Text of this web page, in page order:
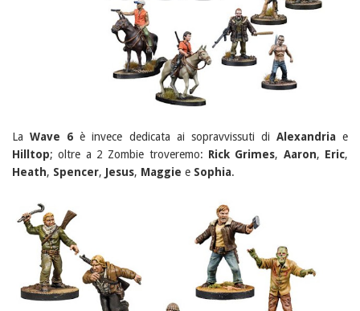
LaWave 6 è invece dedicata ai sopravvissuti di Alexandriae
Hilltop; oltre a 2 Zombie troveremo: Rick Grimes, Aaron, Eric,
Heath, Spencer, Jesus, Maggie e Sophia.